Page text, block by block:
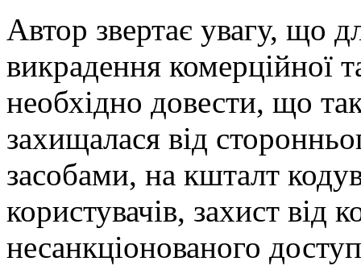
Автор звертає увагу, що
викрадення комерційної
необхідно довести, що
захищалася від
засобами, на кшталт
користувачів, захист від
несанкціонованого